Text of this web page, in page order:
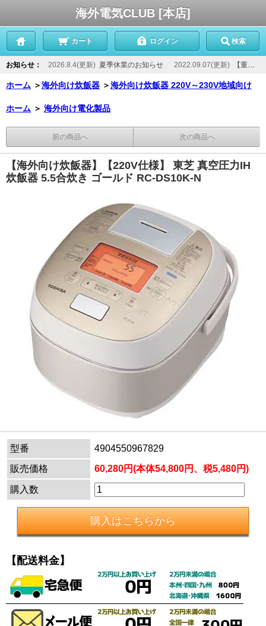
海外電気CLUB [本店]
カート ログイン 検索
お知らせ： 2026.8.4(更新) 夏季休業のお知らせ 2022.09.07(更新) 【重要】当店からのメールが届かないお客様へ
ホーム ＞海外向け炊飯器 ＞海外向け炊飯器 220V～230V地域向け
ホーム ＞ 海外向け電化製品
前の商品へ 次の商品へ
【海外向け炊飯器】【220V仕様】 東芝 真空圧力IH
炊飯器 5.5合炊き ゴールド RC-DS10K-N
型番
4904550967829
販売価格
60,280円(本体54,800円、税5,480円)
購入数
【配送料金】